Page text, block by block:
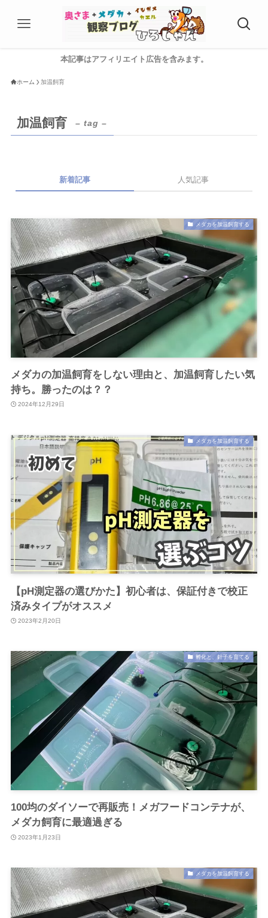
本記事はアフィリエイト広告を含みます。
ホーム 加温飼育
加温飼育 – tag –
新着記事 人気記事
メダカを加温飼育する
メダカの加温飼育をしない理由と、加温飼育したい気
持ち。勝ったのは？？
2024年12月29日
メダカを加温飼育する
【pH測定器の選びかた】初心者は、保証付きで校正
済みタイプがオススメ
2023年2月20日
孵化と、針子を育てる
100均のダイソーで再販売！メガフードコンテナが、
メダカ飼育に最適過ぎる
2023年1月23日
メダカを加温飼育する